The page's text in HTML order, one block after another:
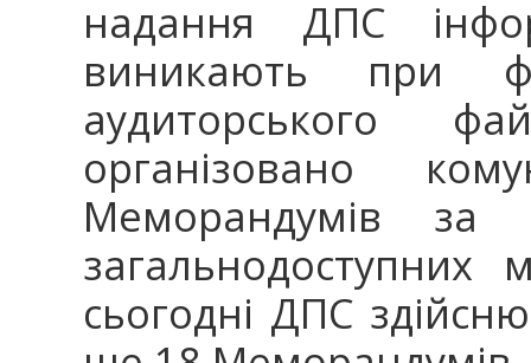
надання ДПС
виникають при
аудиторського
організовано
Меморандумів за
загальнодоступних
сьогодні ДПС